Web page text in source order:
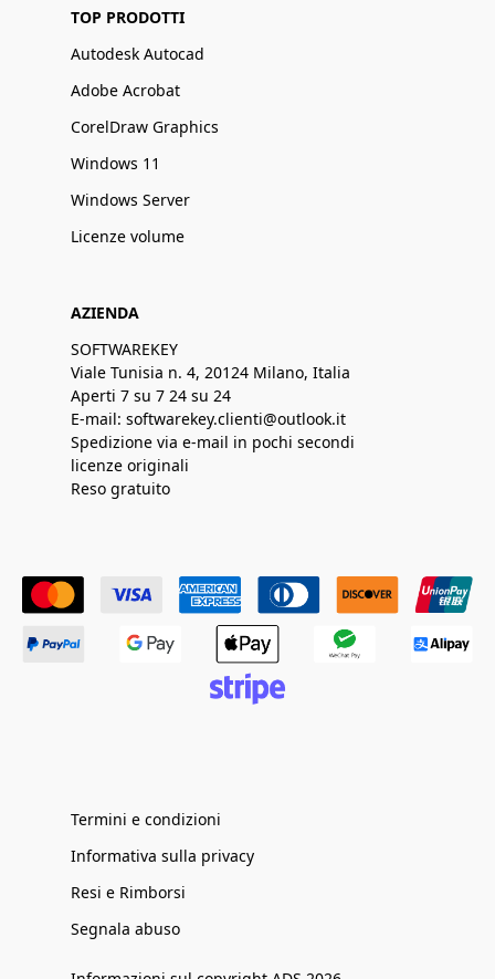
TOP PRODOTTI
Autodesk Autocad
Adobe Acrobat
CorelDraw Graphics
Windows 11
Windows Server
Licenze volume
AZIENDA
SOFTWAREKEY
Viale Tunisia n. 4, 20124 Milano, Italia
Aperti 7 su 7 24 su 24
E-mail: softwarekey.clienti@outlook.it
Spedizione via e-mail in pochi secondi
licenze originali
Reso gratuito
Termini e condizioni
Informativa sulla privacy
Resi e Rimborsi
Segnala abuso